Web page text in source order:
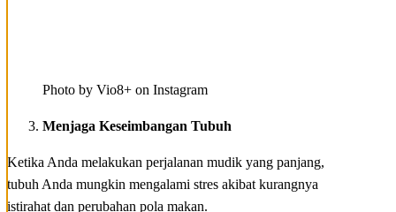
Photo by Vio8+ on Instagram
Menjaga Keseimbangan Tubuh
Ketika Anda melakukan perjalanan mudik yang panjang,
tubuh Anda mungkin mengalami stres akibat kurangnya
istirahat dan perubahan pola makan.